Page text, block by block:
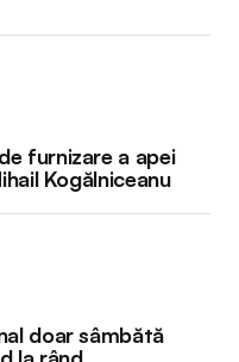
furnizare a apei
Kogălniceanu
doar sâmbătă